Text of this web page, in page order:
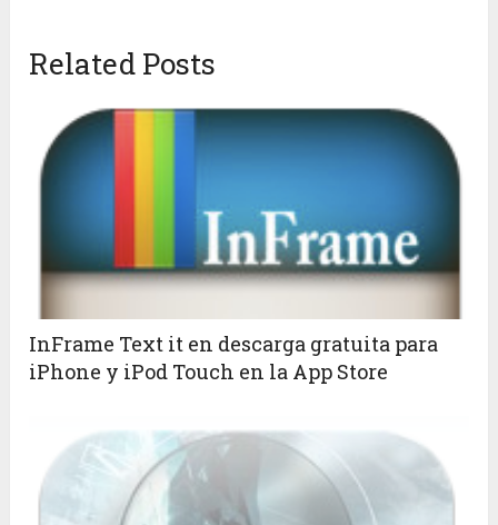
Related Posts
InFrame Text it en descarga gratuita para
iPhone y iPod Touch en la App Store